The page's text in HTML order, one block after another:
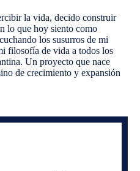
la vida, decido construir
lo que hoy siento como
los susurros de mi
filosofía de vida a todos los
Un proyecto que nace
de crecimiento y expansión